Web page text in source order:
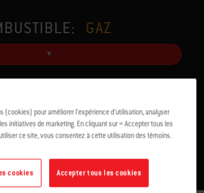
GAZ
4 6-7 MIN
(cookies) pour améliorer l’expérience d’utilisation, analyser
initiatives de marketing. En cliquant sur « Accepter tous les
ce site, vous consentez à cette utilisation des témoins.
Accepter tous les cookies
cookies